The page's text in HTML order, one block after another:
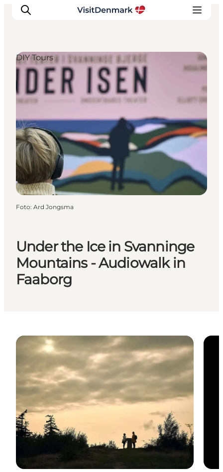
Ispirazioni
Dove andare
Dove dormire
Pianifica il viaggio
Under the Ice in Svanninge
Mountains - Audiowalk in
Faaborg
DIY Tours
Foto: Ard Jongsma